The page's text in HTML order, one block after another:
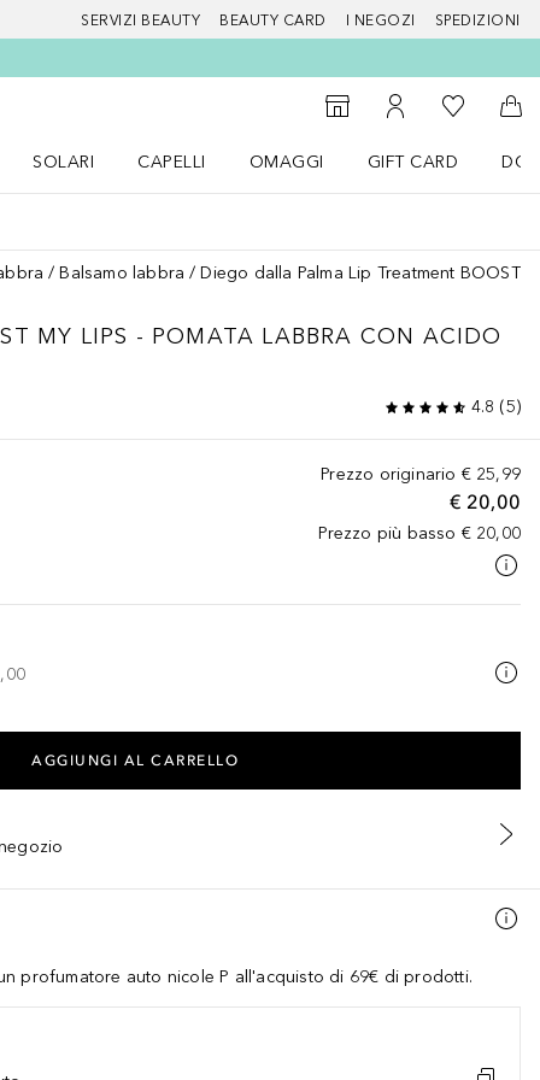
SERVIZI BEAUTY BEAUTY CARD I NEGOZI SPEDIZIONI
StorefinderAl Mio Account
Alla Mia
Al
SOLARI
CAPELLI
OMAGGI
GIFT CARD
Balsamo labbra Diego dalla Palma Lip Treatment BOOST
MY LIPS - POMATA LABBRA CON ACIDO
4.8 (5)
Prezzo originario € 25,99
€ 20,00
Prezzo più basso € 20,00
AGGIUNGI AL CARRELLO
profumatore auto nicole P all'acquisto di 69€ di prodotti.